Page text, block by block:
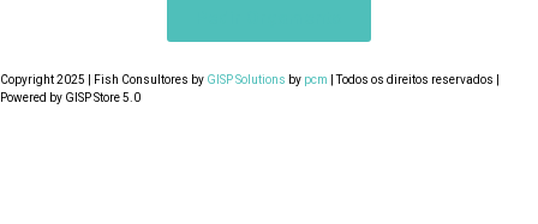
Copyright 2025 | Fish Consultores by GISP Solutions by pcm | Todos os direitos reservados |
Powered by GISP Store 5.0